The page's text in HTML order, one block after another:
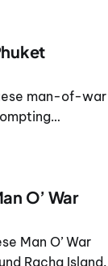
man-of-war
O’ War
Man O’ War
Racha Island.